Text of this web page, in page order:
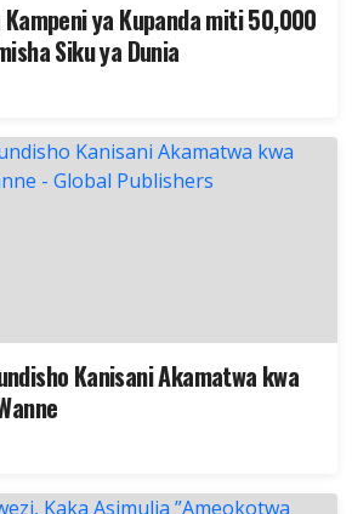
Kampeni ya Kupanda miti 50,000
Siku ya Dunia
Kanisani Akamatwa kwa